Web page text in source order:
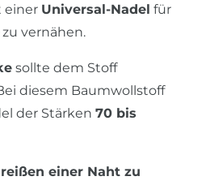
einer Universal-Nadel für
vernähen.
sollte dem Stoff
diesem Baumwollstoff
der Stärken 70 bis
einer Naht zu